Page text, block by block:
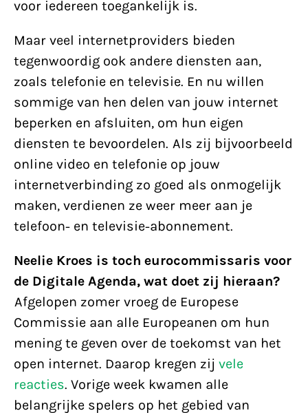
voor iedereen toegankelijk is.
Maar veel internetproviders bieden
tegenwoordig ook andere diensten aan,
zoals telefonie en televisie. En nu willen
sommige van hen delen van jouw internet
beperken en afsluiten, om hun eigen
diensten te bevoordelen. Als zij bijvoorbeeld
online video en telefonie op jouw
internetverbinding zo goed als onmogelijk
maken, verdienen ze weer meer aan je
telefoon- en televisie-abonnement.
Neelie Kroes is toch eurocommissaris voor
de Digitale Agenda, wat doet zij hieraan?
Afgelopen zomer vroeg de Europese
Commissie aan alle Europeanen om hun
mening te geven over de toekomst van het
open internet. Daarop kregen zij vele
reacties. Vorige week kwamen alle
belangrijke spelers op het gebied van